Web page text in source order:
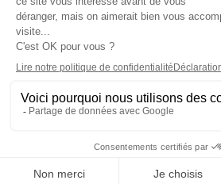
© Atelier Gaïa – 2025 | Site internet
confidentialité